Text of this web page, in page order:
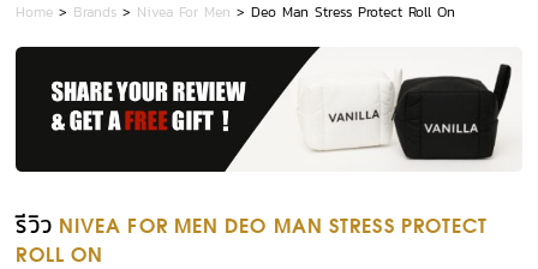
Home > Brands > Nivea For Men >Deo Man Stress Protect Roll On
รีวิว NIVEA FOR MEN DEO MAN STRESS PROTECT
ROLL ON